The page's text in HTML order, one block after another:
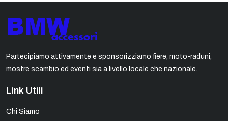
Partecipiamo attivamente e sponsorizziamo fiere, moto-raduni,
mostre scambio ed eventi sia a livello locale che nazionale.
Link Utili
Chi Siamo